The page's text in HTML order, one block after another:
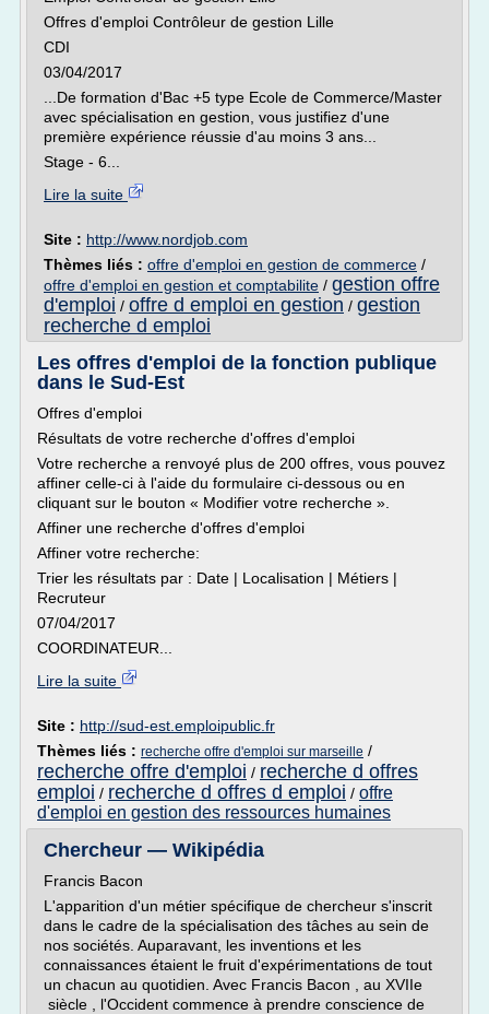
Offres d'emploi Contrôleur de gestion Lille
CDI
03/04/2017
...De formation d'Bac +5 type Ecole de Commerce/Master
avec spécialisation en gestion, vous justifiez d'une
première expérience réussie d'au moins 3 ans...
Stage - 6...
Lire la suite
Site : http://www.nordjob.com
Thèmes liés : offre d'emploi en gestion de commerce /
offre d'emploi en gestion et comptabilite / gestion offre
d'emploi / offre d emploi en gestion / gestion
recherche d emploi
Les offres d'emploi de la fonction publique
dans le Sud-Est
Offres d'emploi
Résultats de votre recherche d'offres d'emploi
Votre recherche a renvoyé plus de 200 offres, vous pouvez
affiner celle-ci à l'aide du formulaire ci-dessous ou en
cliquant sur le bouton « Modifier votre recherche ».
Affiner une recherche d'offres d'emploi
Affiner votre recherche:
Trier les résultats par : Date | Localisation | Métiers |
Recruteur
07/04/2017
COORDINATEUR...
Lire la suite
Site : http://sud-est.emploipublic.fr
Thèmes liés : recherche offre d'emploi sur marseille /
recherche offre d'emploi / recherche d offres
emploi / recherche d offres d emploi / offre
d'emploi en gestion des ressources humaines
Chercheur — Wikipédia
Francis Bacon
L'apparition d'un métier spécifique de chercheur s'inscrit
dans le cadre de la spécialisation des tâches au sein de
nos sociétés. Auparavant, les inventions et les
connaissances étaient le fruit d'expérimentations de tout
un chacun au quotidien. Avec Francis Bacon , au XVIIe
siècle , l'Occident commence à prendre conscience de